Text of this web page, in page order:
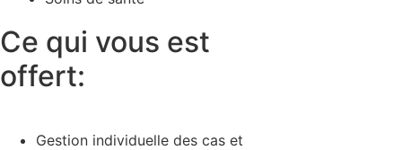
Ce qui vous est
offert:
Gestion individuelle des cas et